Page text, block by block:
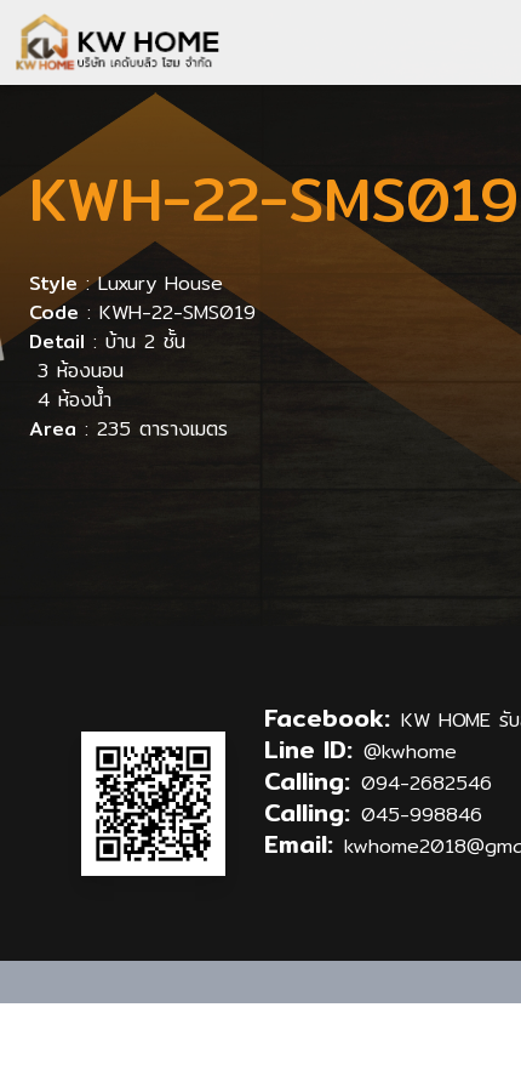
KWH-22-SMS019
Style: Luxury House
Code : KWH-22-SMS019
Detail : บ้าน 2 ชั้น
3 ห้องนอน
4 ห้องน้ำ
Area : 235 ตารางเมตร
Facebook: KW HOME รั
Line ID: @kwhome
Calling: 094-2682546
Calling: 045-998846
Email: